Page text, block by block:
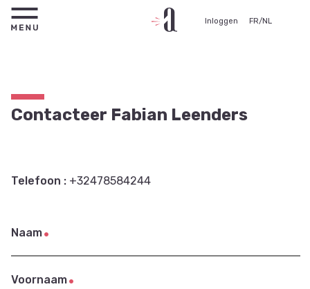
Inloggen FR/NL
Contacteer Fabian Leenders
Telefoon : +32478584244
Naam
Voornaam